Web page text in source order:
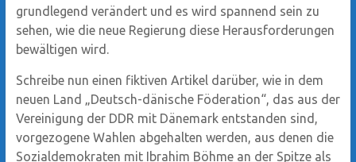
grundlegend verändert und es wird spannend sein zu
sehen, wie die neue Regierung diese Herausforderungen
bewältigen wird.
Schreibe nun einen fiktiven Artikel darüber, wie in dem
neuen Land „Deutsch-dänische Föderation“, das aus der
Vereinigung der DDR mit Dänemark entstanden sind,
vorgezogene Wahlen abgehalten werden, aus denen die
Sozialdemokraten mit Ibrahim Böhme an der Spitze als